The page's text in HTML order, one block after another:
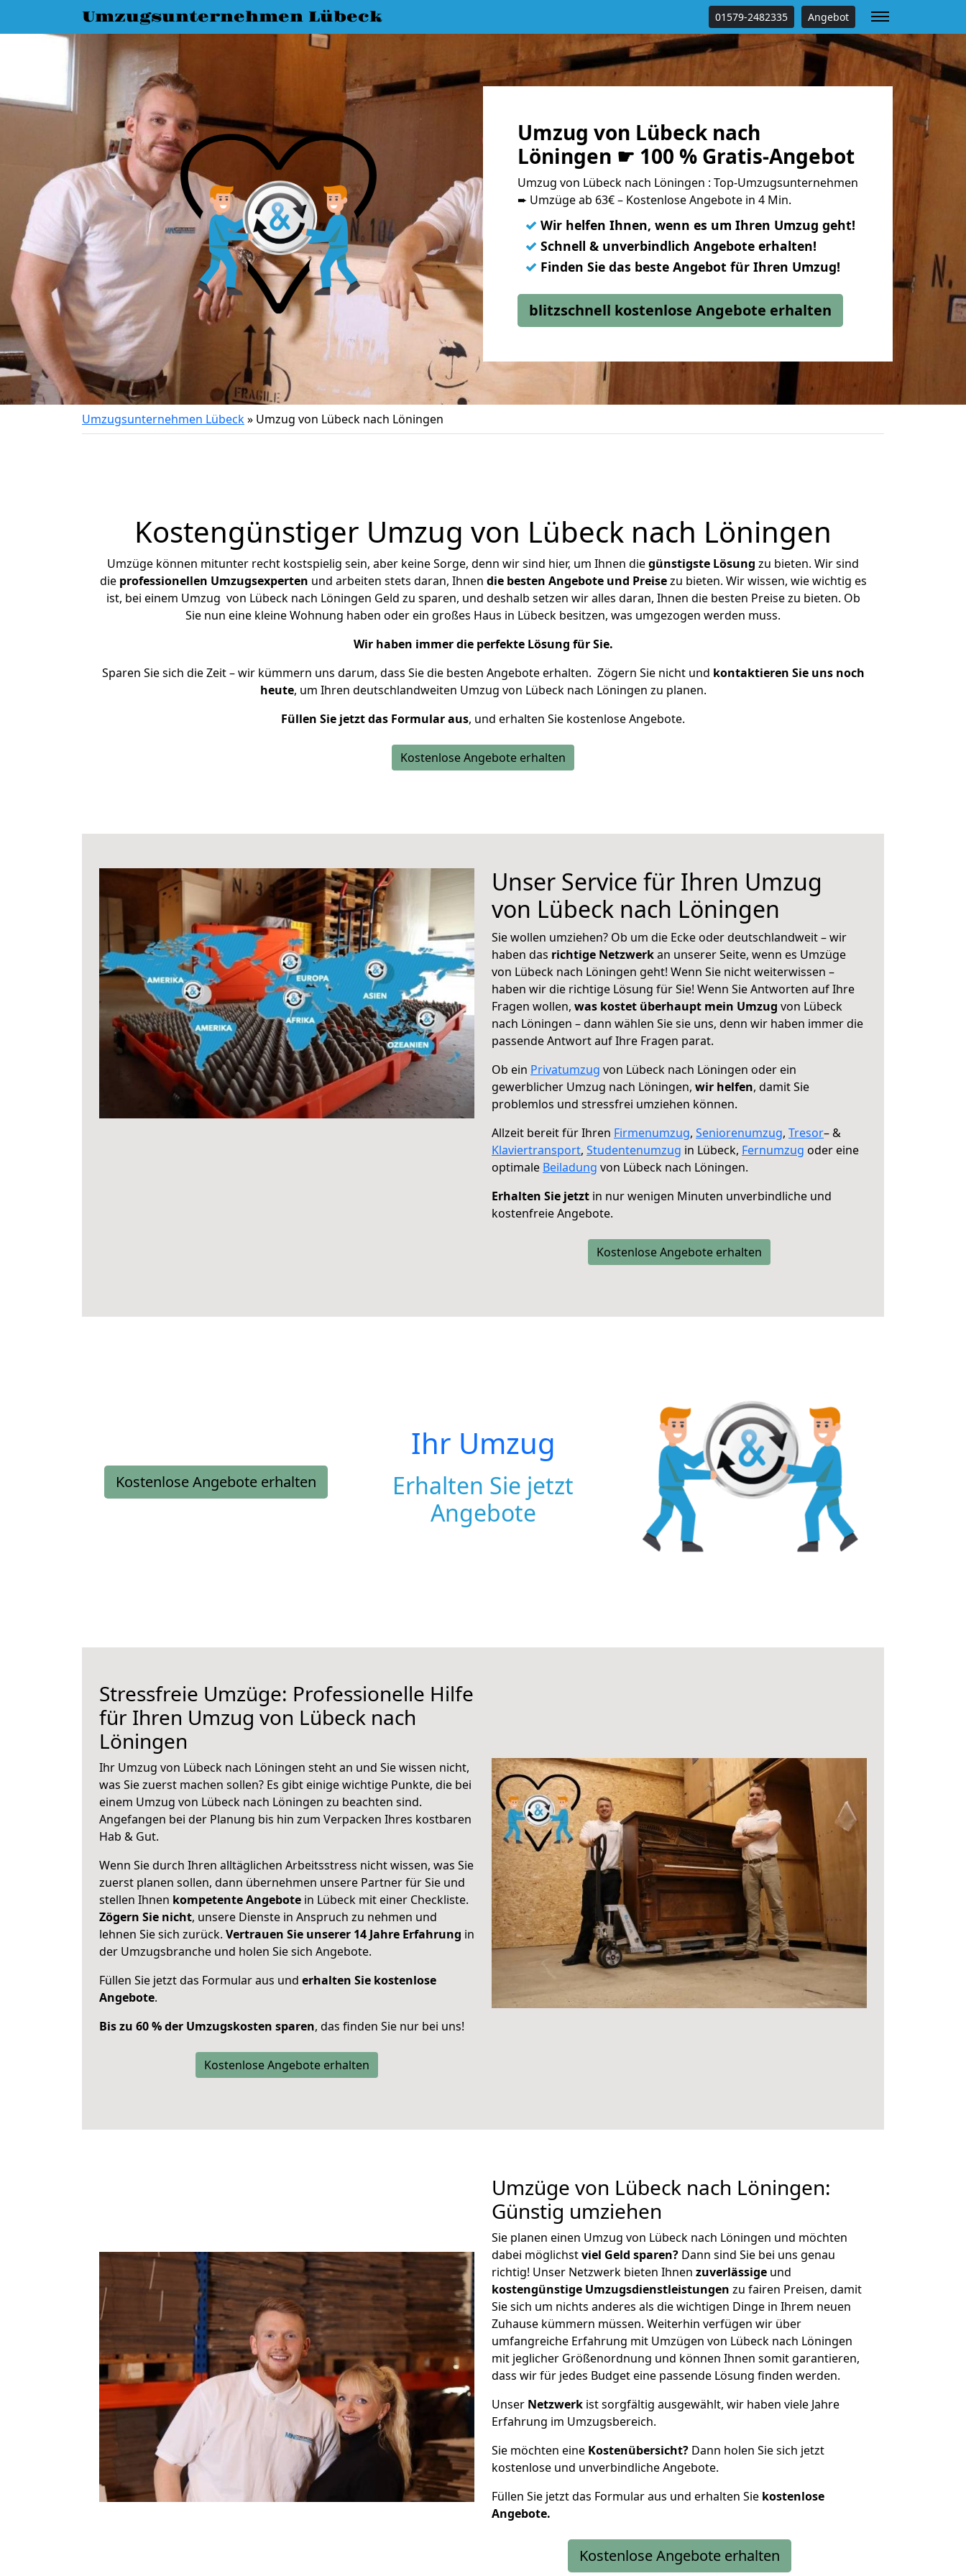
Umzugsunternehmen Lübeck 01579-2482335 Angebot
Umzug von Lübeck nach
Löningen ☛ 100 % Gratis-Angebot
Umzug von Lübeck nach Löningen : Top-Umzugsunternehmen
➨ Umzüge ab 63€ – Kostenlose Angebote in 4 Min.
✓ Wir helfen Ihnen, wenn es um Ihren Umzug geht!
✓ Schnell & unverbindlich Angebote erhalten!
✓ Finden Sie das beste Angebot für Ihren Umzug!
blitzschnell kostenlose Angebote erhalten
Umzugsunternehmen Lübeck» Umzug von Lübeck nach Löningen
Kostengünstiger Umzug von Lübeck nach Löningen
Umzüge können mitunter recht kostspielig sein, aber keine Sorge, denn wir sind hier, um Ihnen diegünstigste Lösung zu bieten. Wir sind
die professionellen Umzugsexperten und arbeiten stets daran, Ihnen die besten Angebote und Preisezu bieten. Wir wissen, wie wichtig es
ist, bei einem Umzug von Lübeck nach Löningen Geld zu sparen, und deshalb setzen wir alles daran, Ihnen die besten Preise zu bieten. Ob
Sie nun eine kleine Wohnung haben oder ein großes Haus in Lübeck besitzen, was umgezogen werden muss.
Wir haben immer die perfekte Lösung für Sie.
Sparen Sie sich die Zeit – wir kümmern uns darum, dass Sie die besten Angebote erhalten. Zögern Sie nicht und kontaktieren Sie uns noch
heute, um Ihren deutschlandweiten Umzug von Lübeck nach Löningen zu planen.
Füllen Sie jetzt das Formular aus, und erhalten Sie kostenlose Angebote.
Kostenlose Angebote erhalten
Unser Service für Ihren Umzug
von Lübeck nach Löningen
Sie wollen umziehen? Ob um die Ecke oder deutschlandweit – wir
haben das richtige Netzwerkan unserer Seite, wenn es Umzüge
von Lübeck nach Löningen geht! Wenn Sie nicht weiterwissen –
haben wir die richtige Lösung für Sie! Wenn Sie Antworten auf Ihre
Fragen wollen, was kostet überhaupt mein Umzug von Lübeck
nach Löningen – dann wählen Sie sie uns, denn wir haben immer die
passende Antwort auf Ihre Fragen parat.
Ob ein Privatumzug von Lübeck nach Löningen oder ein
gewerblicher Umzug nach Löningen, wir helfen, damit Sie
problemlos und stressfrei umziehen können.
Allzeit bereit für Ihren Firmenumzug, Seniorenumzug, Tresor– &
Klaviertransport, Studentenumzug in Lübeck, Fernumzug oder eine
optimale Beiladung von Lübeck nach Löningen.
Erhalten Sie jetzt in nur wenigen Minuten unverbindliche und
kostenfreie Angebote.
Kostenlose Angebote erhalten
Kostenlose Angebote erhalten
Ihr Umzug
Erhalten Sie jetzt
Angebote
Stressfreie Umzüge: Professionelle Hilfe
für Ihren Umzug von Lübeck nach
Löningen
Ihr Umzug von Lübeck nach Löningen steht an und Sie wissen nicht,
was Sie zuerst machen sollen? Es gibt einige wichtige Punkte, die bei
einem Umzug von Lübeck nach Löningen zu beachten sind.
Angefangen bei der Planung bis hin zum Verpacken Ihres kostbaren
Hab & Gut.
Wenn Sie durch Ihren alltäglichen Arbeitsstress nicht wissen, was Sie
zuerst planen sollen, dann übernehmen unsere Partner für Sie und
stellen Ihnen kompetente Angebote in Lübeck mit einer Checkliste.
Zögern Sie nicht, unsere Dienste in Anspruch zu nehmen und
lehnen Sie sich zurück. Vertrauen Sie unserer 14 Jahre Erfahrung in
der Umzugsbranche und holen Sie sich Angebote.
Füllen Sie jetzt das Formular aus und erhalten Sie kostenlose
Angebote.
Bis zu 60 % der Umzugskosten sparen, das finden Sie nur bei uns!
Kostenlose Angebote erhalten
Umzüge von Lübeck nach Löningen:
Günstig umziehen
Sie planen einen Umzug von Lübeck nach Löningen und möchten
dabei möglichstviel Geld sparen? Dann sind Sie bei uns genau
richtig! Unser Netzwerk bieten Ihnen zuverlässige und
kostengünstige Umzugsdienstleistungen zu fairen Preisen, damit
Sie sich um nichts anderes als die wichtigen Dinge in Ihrem neuen
Zuhause kümmern müssen. Weiterhin verfügen wir über
umfangreiche Erfahrung mit Umzügen von Lübeck nach Löningen
mit jeglicher Größenordnung und können Ihnen somit garantieren,
dass wir für jedes Budget eine passende Lösung finden werden.
Unser Netzwerk ist sorgfältig ausgewählt, wir haben viele Jahre
Erfahrung im Umzugsbereich.
Sie möchten eine Kostenübersicht? Dann holen Sie sich jetzt
kostenlose und unverbindliche Angebote.
Füllen Sie jetzt das Formular aus und erhalten Sie kostenlose
Angebote.
Kostenlose Angebote erhalten